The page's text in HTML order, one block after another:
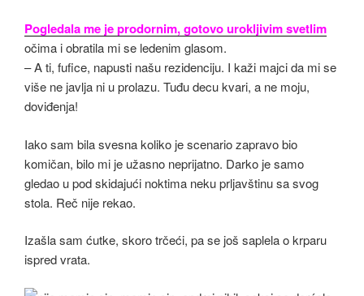
Pogledala me je prodornim, gotovo urokljivim svetlim
očima i obratila mi se ledenim glasom.
– A ti, fufice, napusti našu rezidenciju. I kaži majci da mi se
više ne javlja ni u prolazu. Tuđu decu kvari, a ne moju,
doviđenja!
Iako sam bila svesna koliko je scenario zapravo bio
komičan, bilo mi je užasno neprijatno. Darko je samo
gledao u pod skidajući noktima neku prljavštinu sa svog
stola. Reč nije rekao.
Izašla sam ćutke, skoro trčeći, pa se još saplela o krparu
ispred vrata.